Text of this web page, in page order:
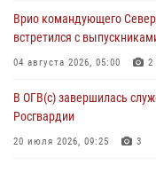
05 августа 2026, 12:13 1
Врио командующего
встретился с
04 августа 2026, 05:00 2
В ОГВ(с) завершилась
Росгвардии
20 июля 2026, 09:25 3